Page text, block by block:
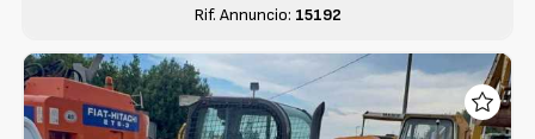
Rif. Annuncio: 15192